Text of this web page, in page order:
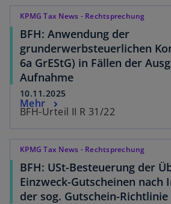
KPMG Tax News - Rechtsprechung
BFH: Anwendung der
grunderwerbsteuerlichen
6a GrEStG) in Fällen der
Aufnahme
10.11.2025
BFH-Urteil II R 31/22
Mehr
KPMG Tax News - Rechtsprechung
BFH: USt-Besteuerung der
Einzweck-Gutscheinen
der sog. Gutschein-Richtlinie